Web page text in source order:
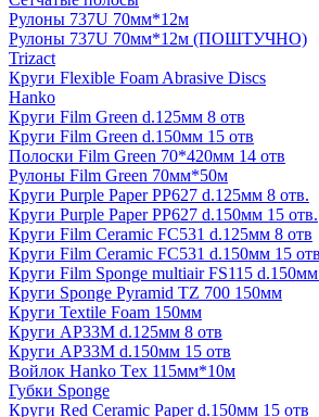
Рулоны 737U 70мм*12м
Рулоны 737U 70мм*12м (ПОШТУЧНО)
Trizact
Круги Flexible Foam Abrasive Discs
Hanko
Круги Film Green d.125мм 8 отв
Круги Film Green d.150мм 15 отв
Полоски Film Green 70*420мм 14 отв
Рулоны Film Green 70мм*50м
Круги Purple Paper PP627 d.125мм 8 отв.
Круги Purple Paper PP627 d.150мм 15 отв.
Круги Film Ceramic FC531 d.125мм 8 отв
Круги Film Ceramic FC531 d.150мм 15 отв
Круги Film Sponge multiair FS115 d.150мм
Круги Sponge Pyramid TZ 700 150мм
Круги Textile Foam 150мм
Круги AP33M d.125мм 8 отв
Круги AP33M d.150мм 15 отв
Войлок Hanko Tех 115мм*10м
Губки Sponge
Круги Red Ceramic Paper d.150мм 15 отв